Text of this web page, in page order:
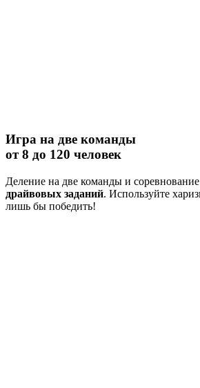
Игра на две команды
от 8 до 120 человек
Деление на две команды и соревнование
драйвовых заданий. Используйте
лишь бы победить!